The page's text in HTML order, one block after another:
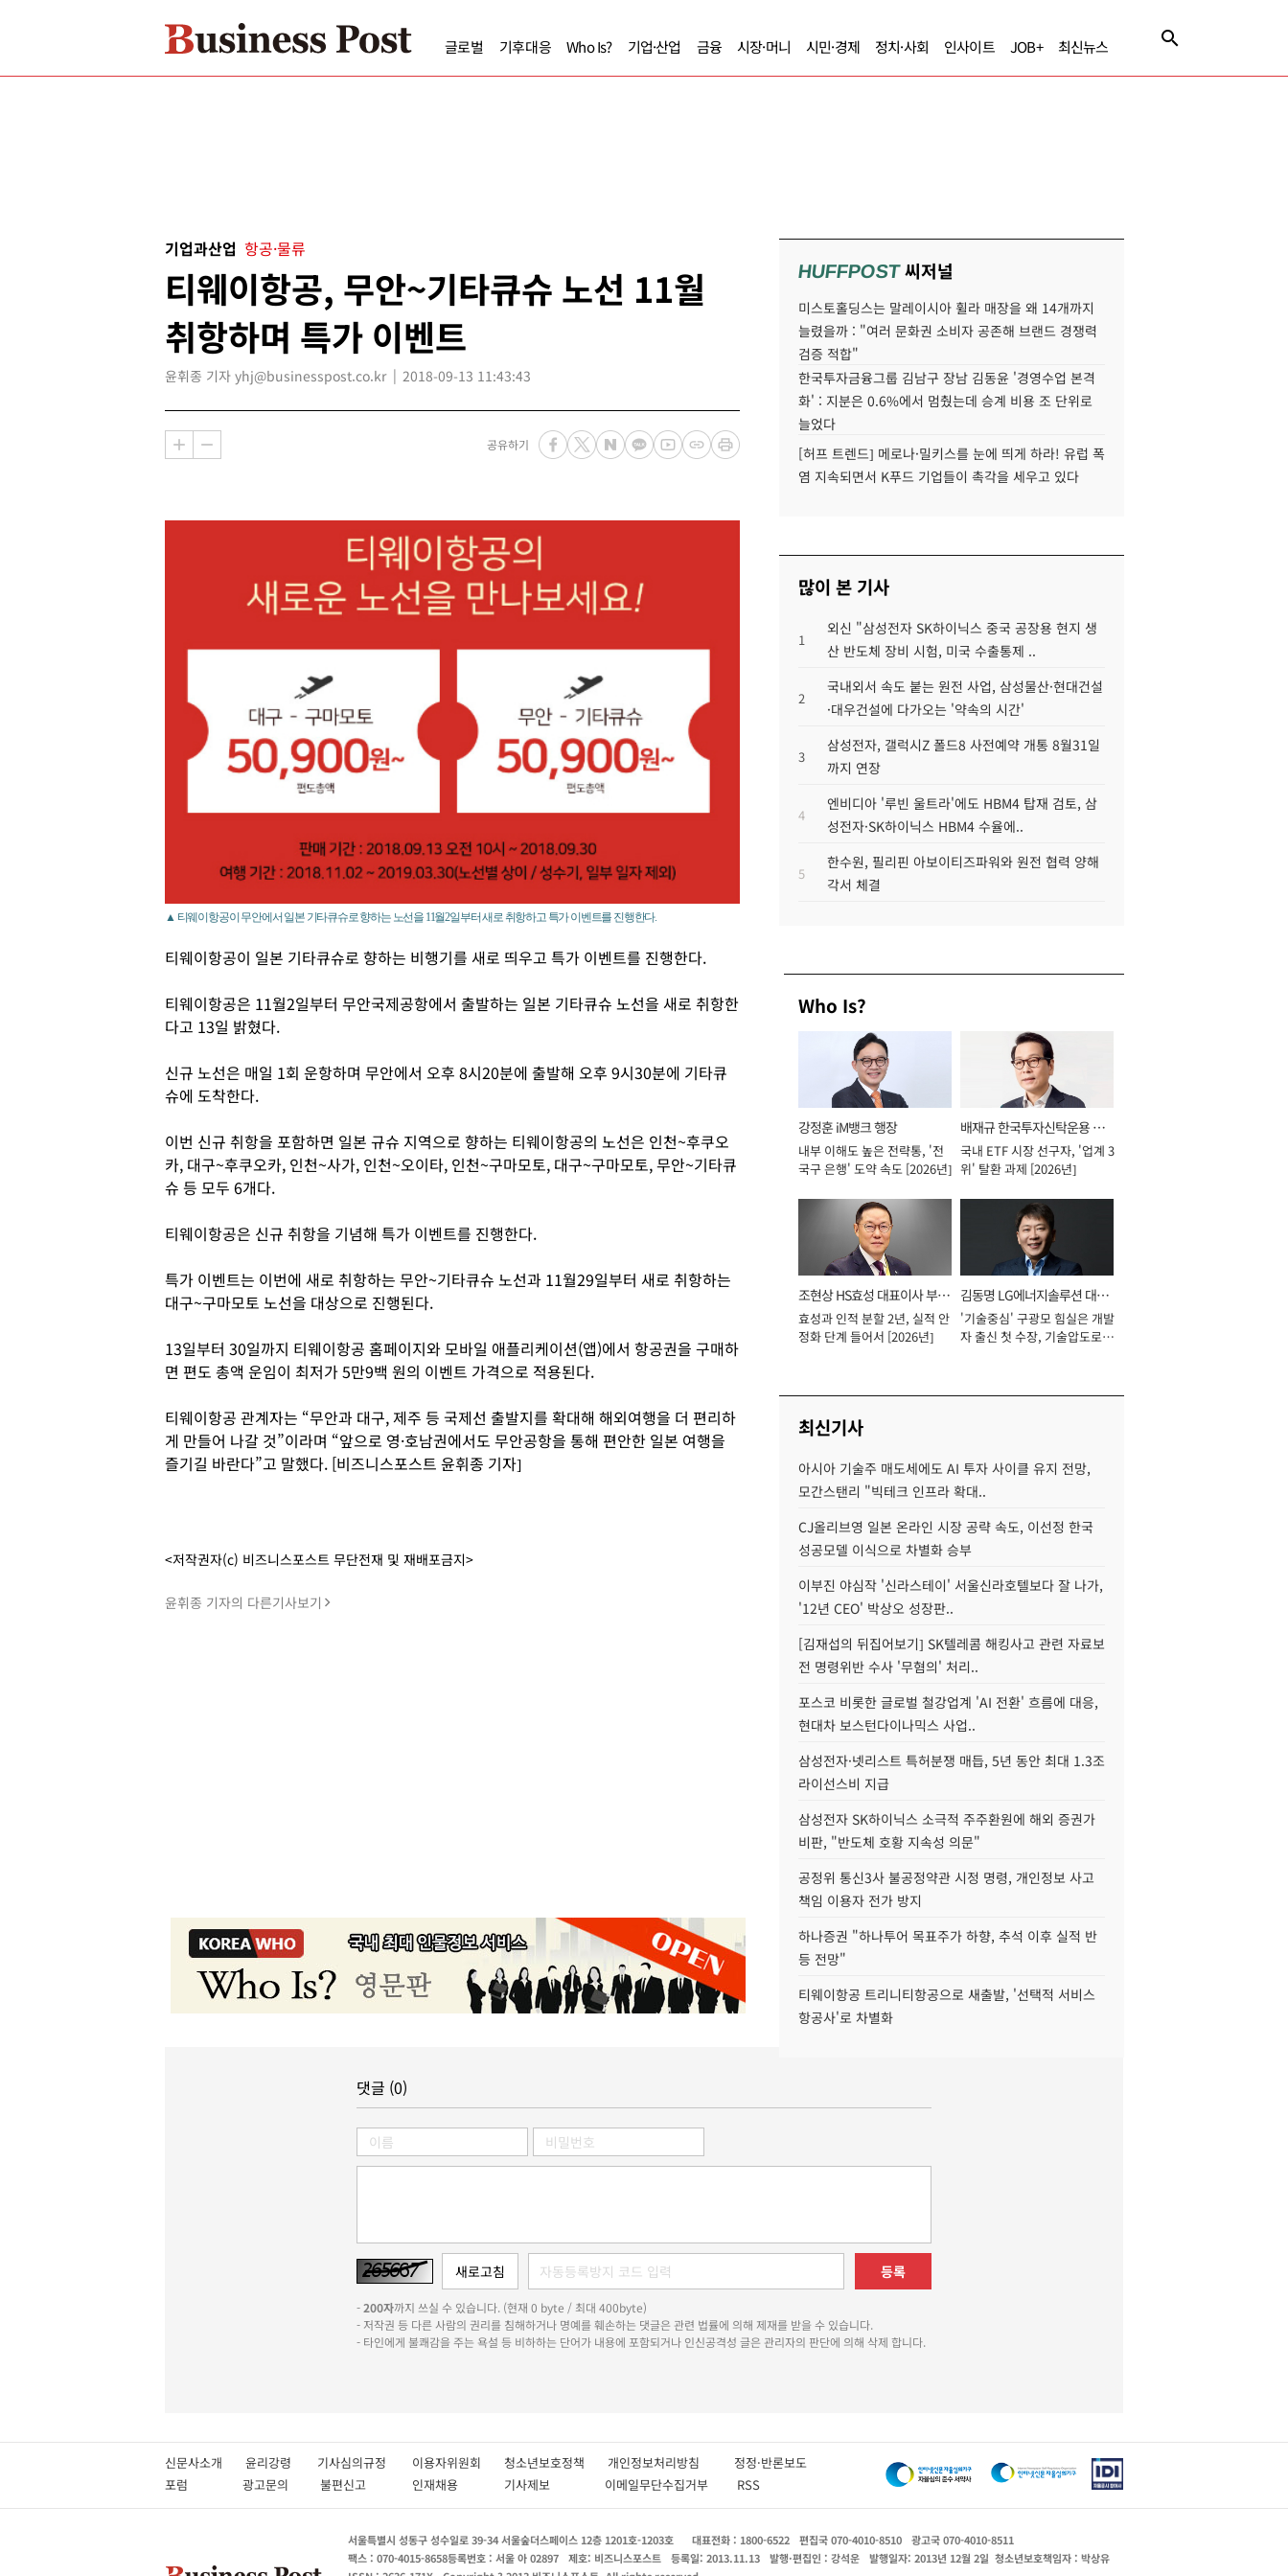
글로벌 기후대응 Who Is? 기업·산업 금융 시장·머니 시민·경제 정치·사회 인사이트 JOB+ 최신뉴스
기업과산업 항공·물류
티웨이항공, 무안~기타큐슈 노선 11월
취항하며 특가 이벤트
윤휘종 기자 yhj@businesspost.co.kr 2018-09-13 11:43:43
공유하기
▲ 티웨이항공이 무안에서 일본 기타큐슈로 향하는 노선을 11월2일부터 새로 취항하고 특가 이벤트를 진행한다.
티웨이항공이 일본 기타큐슈로 향하는 비행기를 새로 띄우고 특가 이벤트를 진행한다.
티웨이항공은 11월2일부터 무안국제공항에서 출발하는 일본 기타큐슈 노선을 새로 취항한
다고 13일 밝혔다.
신규 노선은 매일 1회 운항하며 무안에서 오후 8시20분에 출발해 오후 9시30분에 기타큐
슈에 도착한다.
이번 신규 취항을 포함하면 일본 규슈 지역으로 향하는 티웨이항공의 노선은 인천~후쿠오
카, 대구~후쿠오카, 인천~사가, 인천~오이타, 인천~구마모토, 대구~구마모토, 무안~기타큐
슈 등 모두 6개다.
티웨이항공은 신규 취항을 기념해 특가 이벤트를 진행한다.
특가 이벤트는 이번에 새로 취항하는 무안~기타큐슈 노선과 11월29일부터 새로 취항하는
대구~구마모토 노선을 대상으로 진행된다.
13일부터 30일까지 티웨이항공 홈페이지와 모바일 애플리케이션(앱)에서 항공권을 구매하
면 편도 총액 운임이 최저가 5만9백 원의 이벤트 가격으로 적용된다.
티웨이항공 관계자는 “무안과 대구, 제주 등 국제선 출발지를 확대해 해외여행을 더 편리하
게 만들어 나갈 것”이라며 “앞으로 영·호남권에서도 무안공항을 통해 편안한 일본 여행을
즐기길 바란다”고 말했다. [비즈니스포스트 윤휘종 기자]
<저작권자(c) 비즈니스포스트 무단전재 및 재배포금지>
윤휘종 기자의 다른기사보기
HUFFPOST씨저널
미스토홀딩스는 말레이시아 휠라 매장을 왜 14개까지
늘렸을까 : "여러 문화권 소비자 공존해 브랜드 경쟁력
검증 적합"
한국투자금융그룹 김남구 장남 김동윤 '경영수업 본격
화' : 지분은 0.6%에서 멈췄는데 승계 비용 조 단위로
늘었다
[허프 트렌드] 메로나·밀키스를 눈에 띄게 하라! 유럽 폭
염 지속되면서 K푸드 기업들이 촉각을 세우고 있다
많이 본 기사
1
외신 "삼성전자 SK하이닉스 중국 공장용 현지 생
산 반도체 장비 시험, 미국 수출통제 ..
2
국내외서 속도 붙는 원전 사업, 삼성물산·현대건설
·대우건설에 다가오는 '약속의 시간'
3
삼성전자, 갤럭시Z 폴드8 사전예약 개통 8월31일
까지 연장
4
엔비디아 '루빈 울트라'에도 HBM4 탑재 검토, 삼
성전자·SK하이닉스 HBM4 수율에..
5
한수원, 필리핀 아보이티즈파워와 원전 협력 양해
각서 체결
Who Is?
강정훈 iM뱅크 행장
내부 이해도 높은 전략통, '전
국구 은행' 도약 속도 [2026년]
배재규 한국투자신탁운용 대
표이사 사장
국내 ETF 시장 선구자, '업계 3
위' 탈환 과제 [2026년]
조현상 HS효성 대표이사 부회
장
효성과 인적 분할 2년, 실적 안
정화 단계 들어서 [2026년]
김동명 LG에너지솔루션 대표
이사 사장
'기술중심' 구광모 힘실은 개발
자 출신 첫 수장, 기술압도로
최신기사
아시아 기술주 매도세에도 AI 투자 사이클 유지 전망,
모간스탠리 "빅테크 인프라 확대..
CJ올리브영 일본 온라인 시장 공략 속도, 이선정 한국
성공모델 이식으로 차별화 승부
이부진 야심작 '신라스테이' 서울신라호텔보다 잘 나가,
'12년 CEO' 박상오 성장판..
[김재섭의 뒤집어보기] SK텔레콤 해킹사고 관련 자료보
전 명령위반 수사 '무혐의' 처리..
포스코 비롯한 글로벌 철강업계 'AI 전환' 흐름에 대응,
현대차 보스턴다이나믹스 사업..
삼성전자·넷리스트 특허분쟁 매듭, 5년 동안 최대 1.3조
라이선스비 지급
삼성전자 SK하이닉스 소극적 주주환원에 해외 증권가
비판, "반도체 호황 지속성 의문"
공정위 통신3사 불공정약관 시정 명령, 개인정보 사고
책임 이용자 전가 방지
하나증권 "하나투어 목표주가 하향, 추석 이후 실적 반
등 전망"
티웨이항공 트리니티항공으로 새출발, '선택적 서비스
항공사'로 차별화
댓글 (0)
등록
-200자까지 쓰실 수 있습니다. (현재 0 byte / 최대 400byte)
- 저작권 등 다른 사람의 권리를 침해하거나 명예를 훼손하는 댓글은 관련 법률에 의해 제재를 받을 수 있습니다.
- 타인에게 불쾌감을 주는 욕설 등 비하하는 단어가 내용에 포함되거나 인신공격성 글은 관리자의 판단에 의해 삭제 합니다.
신문사소개 윤리강령 기사심의규정 이용자위원회 청소년보호정책 개인정보처리방침 정정·반론보도
포럼
광고문의 불편신고 인재채용 기사제보 이메일무단수집거부 RSS
서울특별시 성동구 성수일로 39-34 서울숲더스페이스 12층 1201호-1203호 대표전화 : 1800-6522 편집국 070-4010-8510
광고국 070-4010-8511
팩스 : 070-4015-8658등록번호 : 서울 아 02897 제호: 비즈니스포스트 등록일: 2013.11.13 발행·편집인 : 강석운 발행일자: 2013년 12월 2일 청소년보호책임자 : 박상유